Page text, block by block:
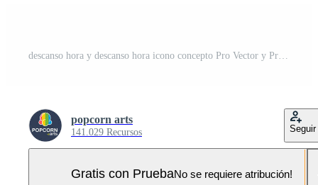
descanso hora y descanso hora icono concepto Pro Vector y Pro SVG
popcorn arts
141.029 Recursos Seguir
Gratis con PruebaNo se requiere atribución!